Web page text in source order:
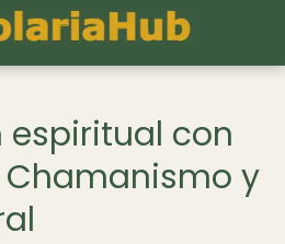
espiritual con
y